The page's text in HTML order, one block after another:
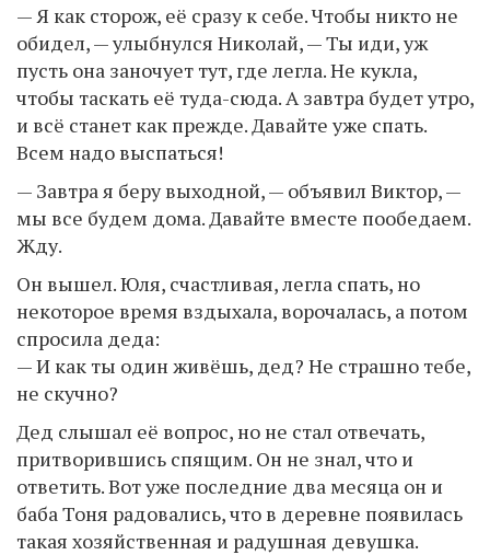
— Я как сторож, её сразу к себе. Чтобы никто не
обидел, — улыбнулся Николай, — Ты иди, уж
пусть она заночует тут, где легла. Не кукла,
чтобы таскать её туда-сюда. А завтра будет утро,
и всё станет как прежде. Давайте уже спать.
Всем надо выспаться!
— Завтра я беру выходной, — объявил Виктор, —
мы все будем дома. Давайте вместе пообедаем.
Жду.
Он вышел. Юля, счастливая, легла спать, но
некоторое время вздыхала, ворочалась, а потом
спросила деда:
— И как ты один живёшь, дед? Не страшно тебе,
не скучно?
Дед слышал её вопрос, но не стал отвечать,
притворившись спящим. Он не знал, что и
ответить. Вот уже последние два месяца он и
баба Тоня радовались, что в деревне появилась
такая хозяйственная и радушная девушка.